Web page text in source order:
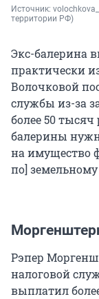
Источник:
территории РФ)
Экс-балерина
практически
Волочковой
службы из-за
более 50 тысяч
балерины
на имущество
по] земельному
Рэпер
налоговой
выплатил